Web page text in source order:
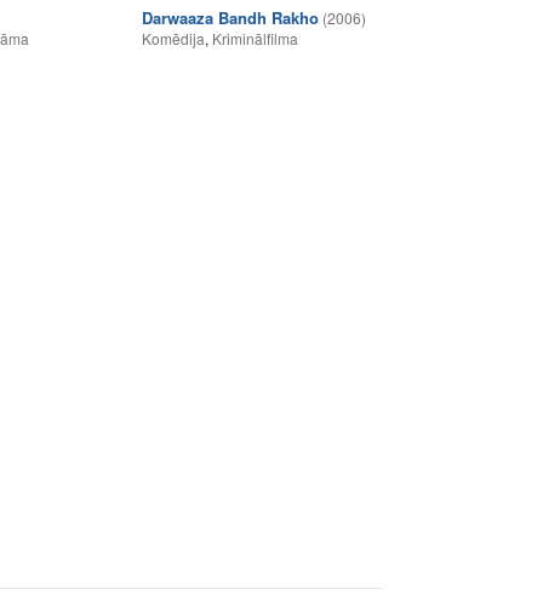
Darwaaza Bandh Rakho (2006)
Komēdija, Kriminālfilma